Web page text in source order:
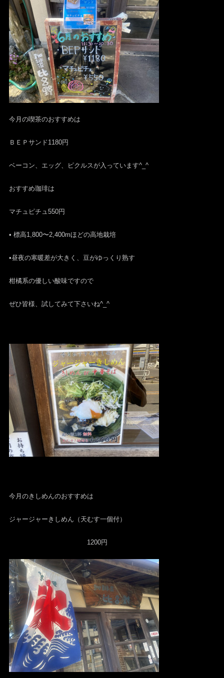
今月の喫茶のおすすめは
ＢＥＰサンド1180円
ベーコン、エッグ、ピクルスが入っています^_^
おすすめ珈琲は
マチュピチュ550円
• 標高1,800〜2,400mほどの高地栽培
•昼夜の寒暖差が大きく、豆がゆっくり熟す
柑橘系の優しい酸味ですので
ぜひ皆様、試してみて下さいね^_^
今月のきしめんのおすすめは
ジャージャーきしめん（天むす一個付）
1200円